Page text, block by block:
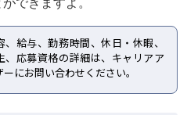
、給与、勤務時間、休日・休暇、
、応募資格の詳細は、キャリアア
ーにお問い合わせください。